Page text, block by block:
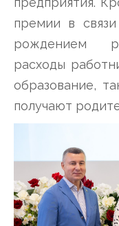
премии в
рождением
расходы
образование,
получают